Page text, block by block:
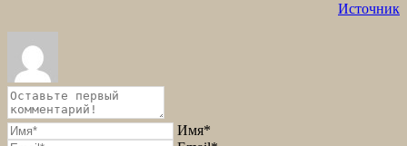
Источник
Имя*